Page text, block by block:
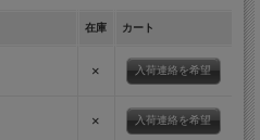
在庫 カート
× 入荷連絡を希望
× 入荷連絡を希望